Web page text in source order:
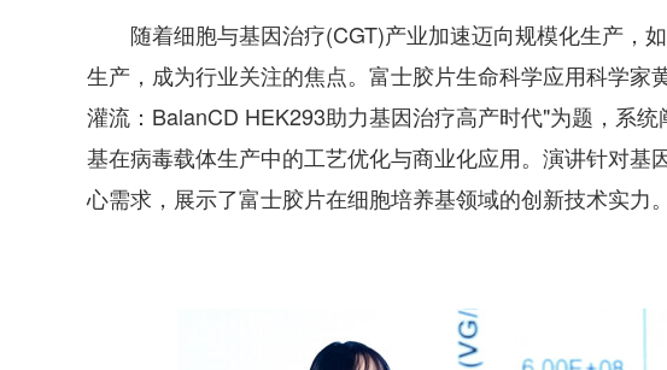
随着细胞与基因治疗(CGT)产业加速迈向规模化生产，
生产，成为行业关注的焦点。富士胶片生命科学应用科学家
灌流：BalanCD HEK293助力基因治疗高产时代"为题，系
基在病毒载体生产中的工艺优化与商业化应用。演讲针对基
心需求，展示了富士胶片在细胞培养基领域的创新技术实力。